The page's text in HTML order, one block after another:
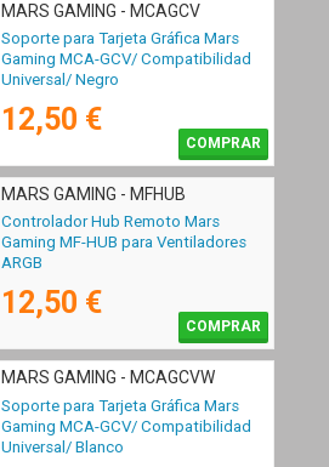
MARS GAMING - MCAGCV
Soporte para Tarjeta Gráfica Mars
Gaming MCA-GCV/ Compatibilidad
Universal/ Negro
12,50 €
COMPRAR
MARS GAMING - MFHUB
Controlador Hub Remoto Mars
Gaming MF-HUB para Ventiladores
ARGB
12,50 €
COMPRAR
MARS GAMING - MCAGCVW
Soporte para Tarjeta Gráfica Mars
Gaming MCA-GCV/ Compatibilidad
Universal/ Blanco